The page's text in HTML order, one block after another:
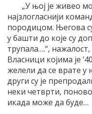
„У њој је живео
најзлогласнији
породицом. Његова
у башти до које су
трупала….“,
Власници којима је
желели да се врате у
други су је
неки четврти,
икада може да буде…